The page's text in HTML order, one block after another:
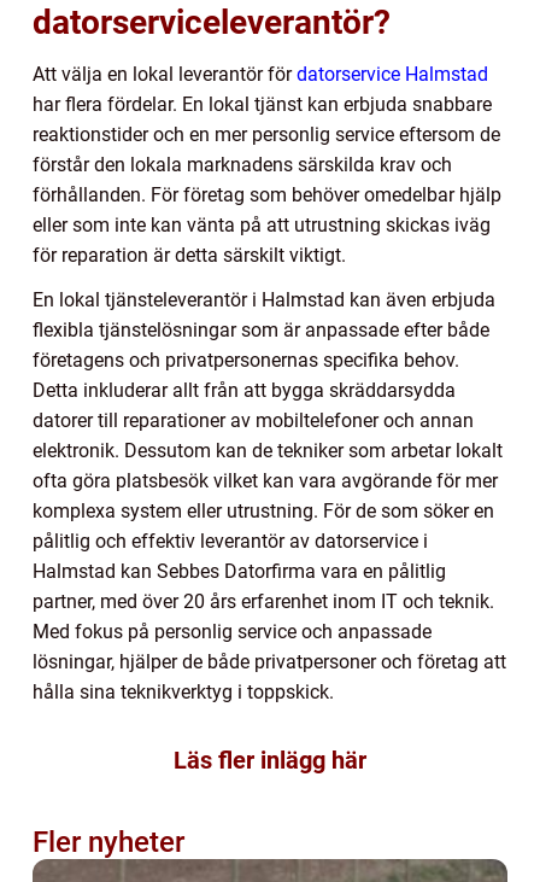
datorserviceleverantör?
Att välja en lokal leverantör fördatorservice Halmstad
har flera fördelar. En lokal tjänst kan erbjuda snabbare
reaktionstider och en mer personlig service eftersom de
förstår den lokala marknadens särskilda krav och
förhållanden. För företag som behöver omedelbar hjälp
eller som inte kan vänta på att utrustning skickas iväg
för reparation är detta särskilt viktigt.
En lokal tjänsteleverantör i Halmstad kan även erbjuda
flexibla tjänstelösningar som är anpassade efter både
företagens och privatpersonernas specifika behov.
Detta inkluderar allt från att bygga skräddarsydda
datorer till reparationer av mobiltelefoner och annan
elektronik. Dessutom kan de tekniker som arbetar lokalt
ofta göra platsbesök vilket kan vara avgörande för mer
komplexa system eller utrustning. För de som söker en
pålitlig och effektiv leverantör av datorservice i
Halmstad kan Sebbes Datorfirma vara en pålitlig
partner, med över 20 års erfarenhet inom IT och teknik.
Med fokus på personlig service och anpassade
lösningar, hjälper de både privatpersoner och företag att
hålla sina teknikverktyg i toppskick.
Läs fler inlägg här
Fler nyheter